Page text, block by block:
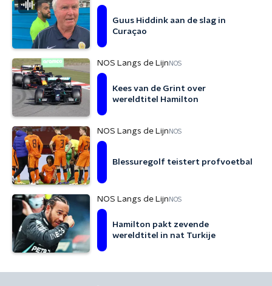
Guus Hiddink aan de slag in
Curaçao
NOS Langs de Lijn NOS
Kees van de Grint over
wereldtitel Hamilton
NOS Langs de Lijn NOS
Blessuregolf teistert profvoetbal
NOS Langs de Lijn NOS
Hamilton pakt zevende
wereldtitel in nat Turkije